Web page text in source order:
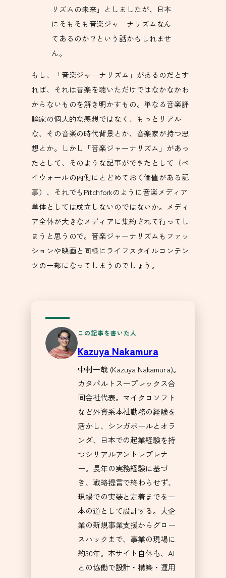
リズムの未来」としましたが、日本
にそもそも音楽ジャーナリズムなん
てあるのか？という話かもしれませ
ん。
もし、「音楽ジャーナリズム」があるのだとす
れば、それは音楽を聴いただけではなかなかわ
からないものを解き明かすもの。単なる音楽評
論家の個人的な感想ではなく、もっとリアル
な、その音楽の時代背景とか、音楽家が持つ思
想とか。しかし「音楽ジャーナリズム」があっ
たとして、そのような記事ができたとして（ペ
イウォールの内側にとどめておく価値がある記
事）、それでもPitchforkのように音楽メディア
単体としては成立しないのではないか。メディ
ア全体が大きなメディアに集約されて行ってし
まうと思うので。音楽ジャーナリズムもファッ
ションや映画と同様にライフスタイルコンテン
ツの一部になってしまうのでしょう。
この記事を書いた人
Kazuya Nakamura
中村一哉 (Kazuya Nakamura)。
カタパルトスープレックス合
同会社代表。マイクロソフト
など外資系本社勤務の経験を
活かし、シンガポールとオラ
ンダ、日本での起業経験を持
つシリアルアントレプレナ
ー。長年の実務経験に基づ
き、戦略提言で終わらせず、
現場での実装と定着までを一
本の道として設計する。大企
業の新規事業支援からグロー
スハックまで、事業の現場に
約30年。本サイト自体も、AI
との協働で設計・構築・運用